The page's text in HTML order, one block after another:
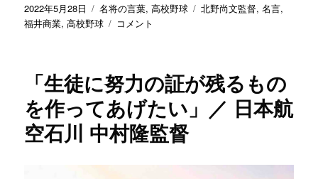
投
稿
2022年5月28日
カ
テ
名将の言葉,高校野球
タ
北野尚文監督,名言,
福井商業,高校野球
「勝
理
由
を
生
徒
コメント
「生徒に努力の証が残るもの
を作ってあげたい」／ 日本航
空石川 中村隆監督